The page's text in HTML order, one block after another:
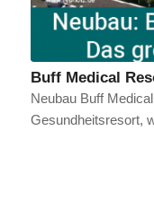
Buff Medical
Neubau Buff
Gesundheitsresort,